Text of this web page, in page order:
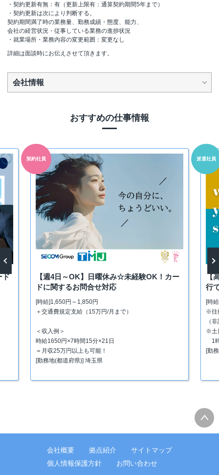
・契約更新有無：有（更新上限有：通算契約期間5年まで）
・契約更新は次により判断する。
契約期間満了時の業務量、勤務成績・態度、能力、
会社の経営状況・従事している業務の進捗状況
・就業場所・業務内容の変更範囲：変更なし
詳細は面談時にお伝えさせて頂きます。
会社情報
おすすめの仕事情報
ド
契約社員
【週4日～OK】日曜休み☆未経験OK！カー
ドに関するお問合せ対応
[時給]1,650円～1,850円
＋交通費規定支給（15万円/月まで）
＜収入例＞
時給1650円×7時間15分×21日
＝月収25万円以上も可能！
[勤務地(都道府県)] 埼玉県
派遣社員
【
行
[時
※往
（
※土
1
[勤
Next
会社概要 拠点紹介
サイトマップ
個人情報保護方針
お問い合わせ